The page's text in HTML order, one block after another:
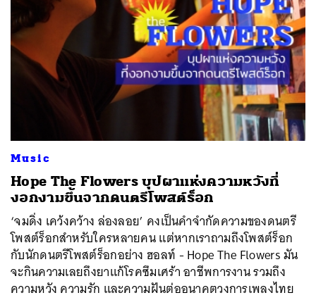
Music
Hope The Flowers บุปผาแห่งความหวังที่
งอกงามขึ้นจากดนตรีโพสต์ร็อก
‘จมดิ่ง เคว้งคว้าง ล่องลอย’ คงเป็นคำจำกัดความของดนตรี
โพสต์ร็อกสำหรับใครหลายคน แต่หากเราถามถึงโพสต์ร็อก
กับนักดนตรีโพสต์ร็อกอย่าง ฮอลท์ - Hope The Flowers มัน
จะกินความเลยถึงยาแก้โรคซึมเศร้า อาชีพการงาน รวมถึง
ความหวัง ความรัก และความฝันต่ออนาคตวงการเพลงไทย